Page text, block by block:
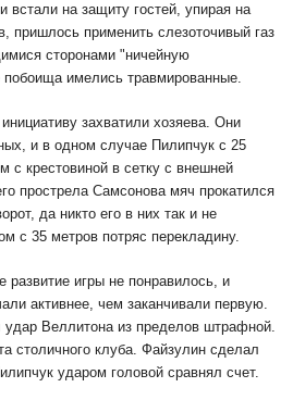
встали на защиту гостей, упирая на
пришлось применить слезоточивый газ
сторонами "ничейную
побоища имелись травмированные.
захватили хозяева. Они
и в одном случае Пилипчук с 25
с крестовиной в сетку с внешней
прострела Самсонова мяч прокатился
да никто его в них так и не
с 35 метров потряс перекладину.
развитие игры не понравилось, и
активнее, чем заканчивали первую.
удар Веллитона из пределов штрафной.
столичного клуба. Файзулин сделал
ударом головой сравнял счет.